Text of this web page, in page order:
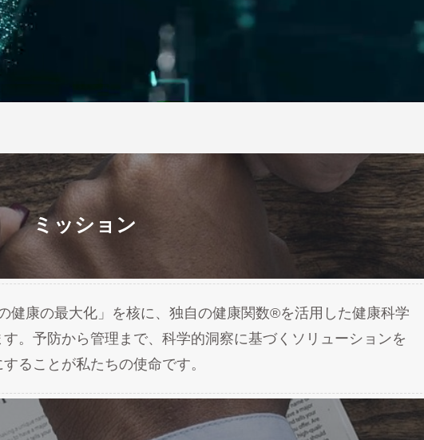
ミッション
健康の最大化」を核に、独自の健康関数®を活用した健康科学
。予防から管理まで、科学的洞察に基づくソリューションを
ることが私たちの使命です。